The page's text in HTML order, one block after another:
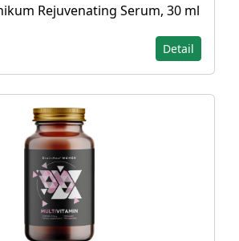
Rejuvenating Serum, 30 ml
Detail